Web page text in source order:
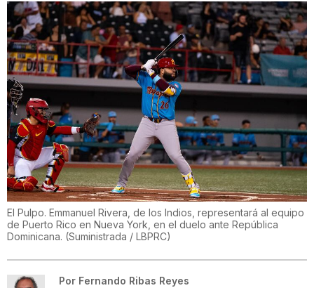
El Pulpo. Emmanuel Rivera, de los Indios, representará al equipo
de Puerto Rico en Nueva York, en el duelo ante República
Dominicana. (Suministrada / LBPRC)
Por Fernando Ribas Reyes